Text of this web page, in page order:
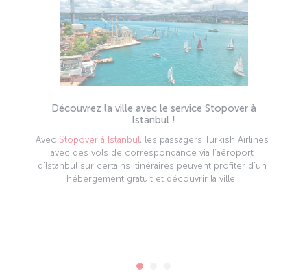
Découvrez la ville avec le service Stopover à
Istanbul !
Avec Stopover à Istanbul, les passagers Turkish Airlines
avec des vols de correspondance via l’aéroport
d’Istanbul sur certains itinéraires peuvent profiter d’un
hébergement gratuit et découvrir la ville.